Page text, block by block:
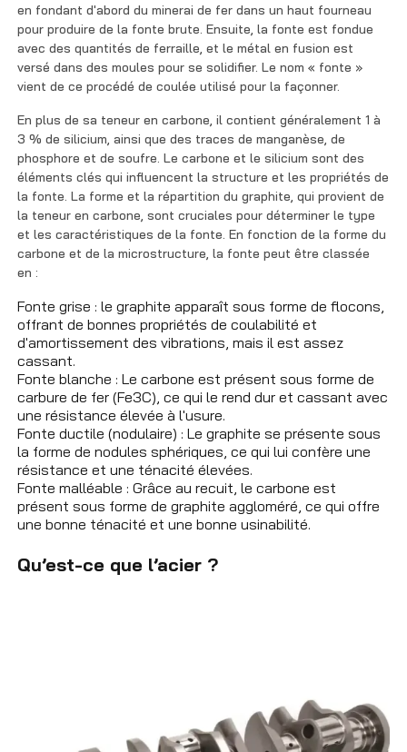
en fondant d'abord du minerai de fer dans un haut fourneau
pour produire de la fonte brute. Ensuite, la fonte est fondue
avec des quantités de ferraille, et le métal en fusion est
versé dans des moules pour se solidifier. Le nom « fonte »
vient de ce procédé de coulée utilisé pour la façonner.
En plus de sa teneur en carbone, il contient généralement 1 à
3 % de silicium, ainsi que des traces de manganèse, de
phosphore et de soufre. Le carbone et le silicium sont des
éléments clés qui influencent la structure et les propriétés de
la fonte. La forme et la répartition du graphite, qui provient de
la teneur en carbone, sont cruciales pour déterminer le type
et les caractéristiques de la fonte. En fonction de la forme du
carbone et de la microstructure, la fonte peut être classée
en :
Fonte grise : le graphite apparaît sous forme de flocons,
offrant de bonnes propriétés de coulabilité et
d'amortissement des vibrations, mais il est assez
cassant.
Fonte blanche : Le carbone est présent sous forme de
carbure de fer (Fe3C), ce qui le rend dur et cassant avec
une résistance élevée à l'usure.
Fonte ductile (nodulaire) : Le graphite se présente sous
la forme de nodules sphériques, ce qui lui confère une
résistance et une ténacité élevées.
Fonte malléable : Grâce au recuit, le carbone est
présent sous forme de graphite aggloméré, ce qui offre
une bonne ténacité et une bonne usinabilité.
Qu’est-ce que l’acier ?